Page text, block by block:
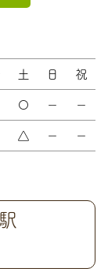
土 日 祝
〇 － －
△ － －